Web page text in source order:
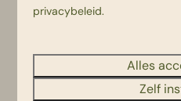
leverancier Easysecure,
gecertificeerd.
van IdentySoft, dat wordt
van Cyso. Cyso is zowel
privacybeleid.
Alles
Zelf